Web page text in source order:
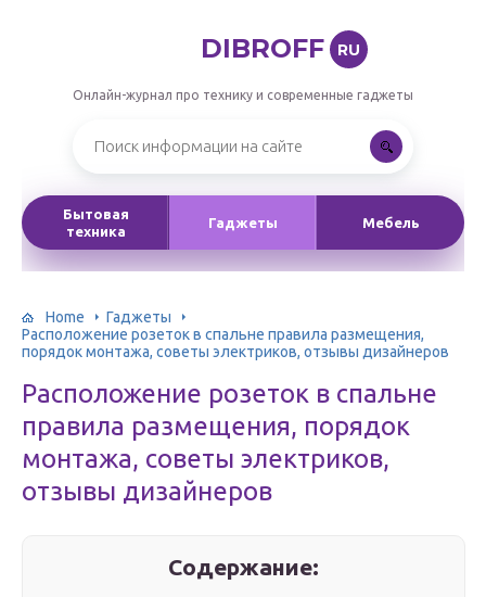
DIBROFF RU
Онлайн-журнал про технику и современные гаджеты
Бытовая
техника
Гаджеты Мебель
Home
Гаджеты
Расположение розеток в спальне правила размещения,
порядок монтажа, советы электриков, отзывы дизайнеров
Расположение розеток в спальне
правила размещения, порядок
монтажа, советы электриков,
отзывы дизайнеров
Содержание: